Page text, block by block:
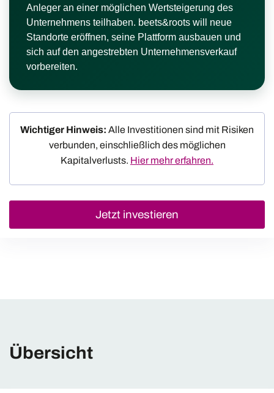
Anleger an einer möglichen Wertsteigerung des
Unternehmens teilhaben. beets&roots will neue
Standorte eröffnen, seine Plattform ausbauen und
sich auf den angestrebten Unternehmensverkauf
vorbereiten.
Wichtiger Hinweis: Alle Investitionen sind mit Risiken
verbunden, einschließlich des möglichen
Kapitalverlusts. Hier mehr erfahren.
Jetzt investieren
Übersicht